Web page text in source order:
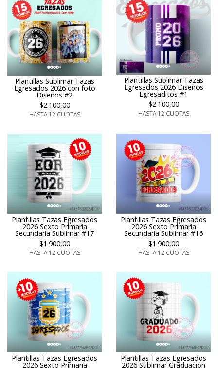
Plantillas Sublimar Tazas
Egresados 2026 con foto
Diseños #2
$2.100,00
HASTA 12 CUOTAS
Plantillas Sublimar Tazas
Egresados 2026 Diseños
Egresaditos #1
$2.100,00
HASTA 12 CUOTAS
Plantillas Tazas Egresados
2026 Sexto Primaria
Secundaria Sublimar #17
$1.900,00
HASTA 12 CUOTAS
Plantillas Tazas Egresados
2026 Sexto Primaria
Secundaria Sublimar #16
$1.900,00
HASTA 12 CUOTAS
Plantillas Tazas Egresados
2026 Sexto Primaria
Plantillas Tazas Egresados
2026 Sublimar Graduación